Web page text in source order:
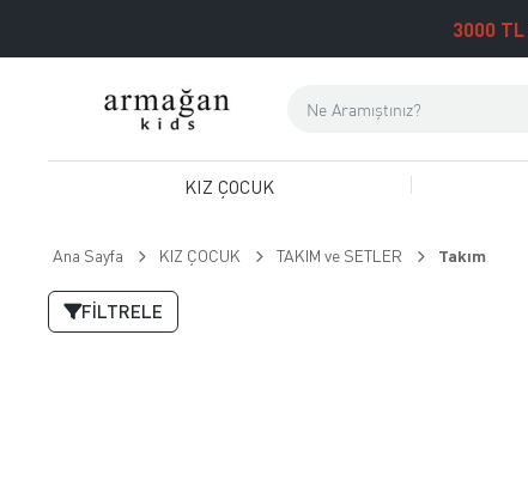
3000 TL
KIZ ÇOCUK
Ana Sayfa KIZ ÇOCUK TAKIM ve SETLER Takım
FILTRELE